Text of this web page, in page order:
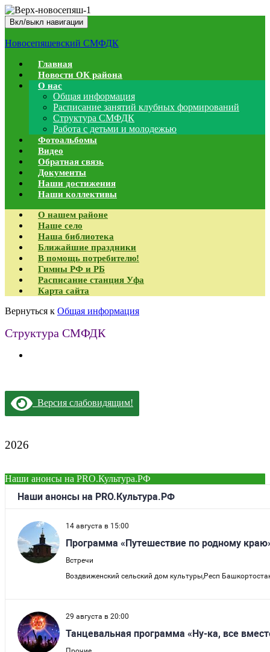
Вкл/выкл навигации
Новосепяшевский СМФДК
Главная
Новости ОК района
О нас
Общая информация
Расписание занятий клубных формирований
Структура СМФДК
Работа с детьми и молодежью
Фотоальбомы
Видео
Обратная связь
Документы
Наши достижения
Наши коллективы
О нашем районе
Наше село
Наша библиотека
Ближайшие праздники
В помощь потребителю!
Гимны РФ и РБ
Расписание станция Уфа
Карта сайта
Вернуться к Общая информация
Структура СМФДК
Версия слабовидящим!
2026
Наши анонсы на PRO.Культура.РФ